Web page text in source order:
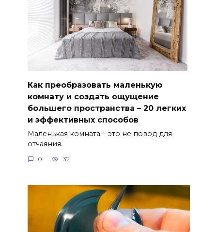
Как преобразовать маленькую
комнату и создать ощущение
большего пространства – 20 легких
и эффективных способов
Маленькая комната – это не повод для
отчаяния.
0 32